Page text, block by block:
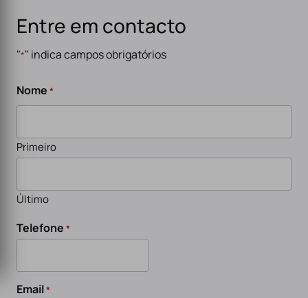
Entre em contacto
"*" indica campos obrigatórios
Nome *
Primeiro
Último
Telefone *
Email*